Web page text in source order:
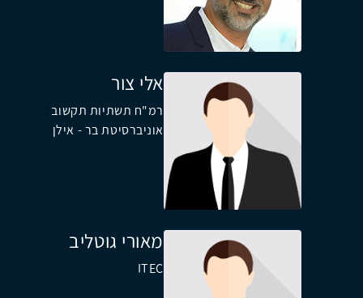
אלי צור
רמ"ח תשתיות תקשוב
אוניברסיטת בר - אילן
מאורי גוטליב
ITEC